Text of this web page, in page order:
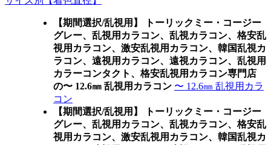
【期間選択/乱視用】 トーリックミー・コージー
グレー、乱視用カラコン、乱視カラコン、格安乱
視用カラコン、激安乱視用カラコン、韓国乱視カ
ラコン、遠視用カラコン、遠視カラコン、乱視用
カラーコンタクト、格安乱視用カラコン専門店
の〜 12.6㎜ 乱視用カラコン 〜 12.6㎜ 乱視用カラ
コン
【期間選択/乱視用】 トーリックミー・コージー
グレー、乱視用カラコン、乱視カラコン、格安乱
視用カラコン、激安乱視用カラコン、韓国乱視カ